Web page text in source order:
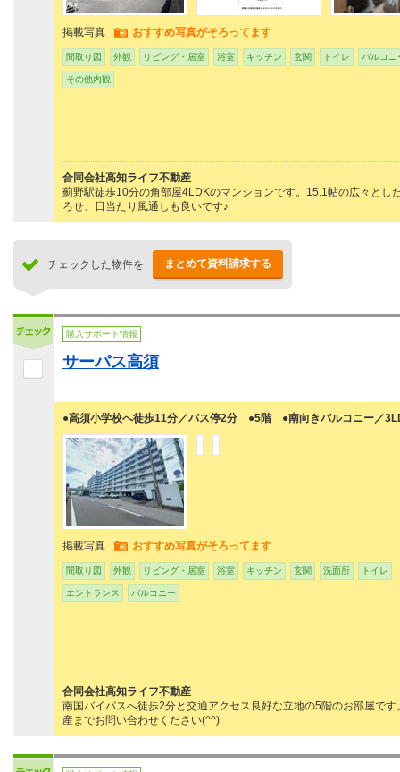
掲載写真 おすすめ写真がそろってます
間取り図 外観 リビング・居室 浴室 キッチン 玄関 トイレ バルコニ
その他内観
合同会社高知ライフ不動産
薊野駅徒歩10分の角部屋4LDKのマンションです。15.1帖の広々と
ろせ、日当たり風通しも良いです♪
チェックした物件を まとめて資料請求する
購入サポート情報
サーパス高須
●高須小学校へ徒歩11分／バス停2分 ●5階 ●南向きバルコニー／
掲載写真 おすすめ写真がそろってます
間取り図 外観 リビング・居室 浴室 キッチン 玄関 洗面所 トイレ
エントランス バルコニー
合同会社高知ライフ不動産
南国バイパスへ徒歩2分と交通アクセス良好な立地の5階のお部屋で
産までお問い合わせください(^^)